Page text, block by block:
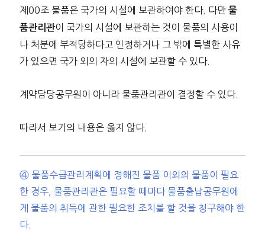
제00조 물품은 국가의 시설에 보관하여야 한다. 다만 물
품관리관이 국가의 시설에 보관하는 것이 물품의 사용이
나 처분에 부적당하다고 인정하거나 그 밖에 특별한 사유
가 있으면 국가 외의 자의 시설에 보관할 수 있다.
계약담당공무원이 아니라 물품관리관이 결정할 수 있다.
따라서 보기의 내용은 옳지 않다.
④ 물품수급관리계획에 정해진 물품 이외의 물품이 필요
한 경우, 물품관리관은 필요할 때마다 물품출납공무원에
게 물품의 취득에 관한 필요한 조치를 할 것을 청구해야 한
다.